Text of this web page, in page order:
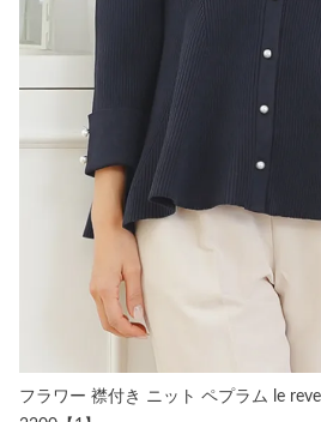
フラワー 襟付き ニット ペプラム le